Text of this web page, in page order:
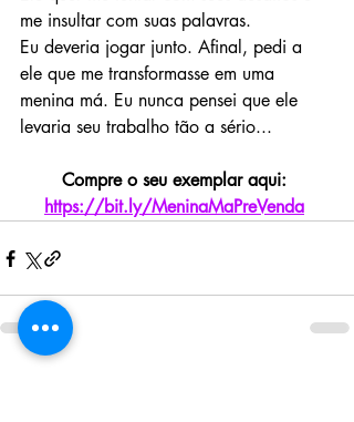
me insultar com suas palavras.
Eu deveria jogar junto. Afinal, pedi a
ele que me transformasse em uma
menina má. Eu nunca pensei que ele
levaria seu trabalho tão a sério...
Compre o seu exemplar aqui:
https://bit.ly/MeninaMaPreVenda